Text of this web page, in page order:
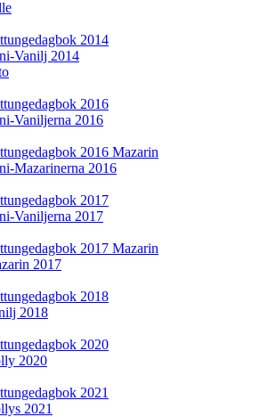
2014
Vanilj 2014
2016
Vaniljerna 2016
2016 Mazarin
Mazarinerna 2016
2017
Vaniljerna 2017
2017 Mazarin
2017
2018
2018
2020
2020
2021
2021